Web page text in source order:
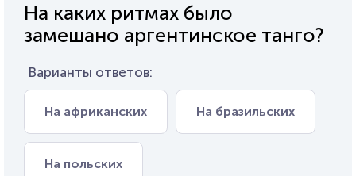
На каких ритмах было
замешано аргентинское танго?
Варианты ответов:
На африканских На бразильских
На польских